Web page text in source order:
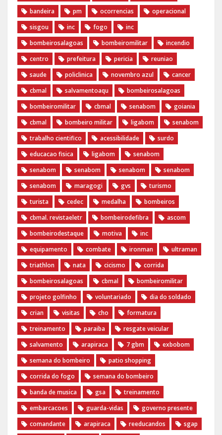
bandeira
pm ocorrencias
operacional
sisgou
inc fogo
inc
bombeirosalagoas
bombeiromilitar
incendio
centro
prefeitura pericia
reuniao
saude
policlinica novembro azul
cancer
cbmal
salvamentoaqu
bombeirosalagoas
bombeiromilitar
cbmal senabom
goiania
cbmal
bombeiro militar ligabom
senabom
trabalho cientifico
acessibilidade
surdo
educacao fisica
ligabom
senabom
senabom
senabom senabom
senabom
senabom
maragogi gvs
turismo
turista
cedec medalha
bombeiros
cbmal. revistaeletr
bombeirodefibra
ascom
bombeirodestaque
motiva
inc
equipamento
combate ironman
ultraman
triathlon
nata cicismo
corrida
bombeirosalagoas
cbmal
bombeiromilitar
projeto golfinho
voluntariado
dia do soldado
crian
visitas cho
formatura
treinamento
paraiba
resgate veicular
salvamento
arapiraca 7 gbm
exbobom
semana do bombeiro
patio shopping
corrida do fogo
semana do bombeiro
banda de musica
gsa
treinamento
embarcacoes
guarda-vidas
governo presente
comandante
arapiraca reeducandos
sgap